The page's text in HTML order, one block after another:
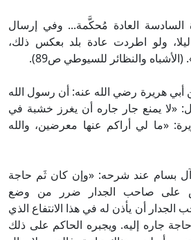
السادسة العادة مُحكَّمة... وفي إرسال
ولو اطردت عادة بلد بعكس ذلك،
والنظائر للسيوطي ص89).
هريرة رضي الله عنه: أن رسول الله
«لا يمنع جار جاره أن يغرز خشبة في
«ما لي أراكم عنها معرضين، والله
بسام عند شرحه: «وإن كان ثَم حاجة
على صاحب الجدار ضرر من وضع
أن يأذن له في هذا الانتفاع الذي
جاره إليه. ويجبره الحاكم على ذلك